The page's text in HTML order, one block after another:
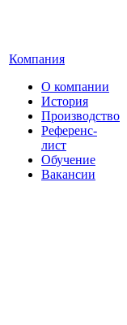
Компания
О компании
История
Производство
Референс-
лист
Обучение
Вакансии